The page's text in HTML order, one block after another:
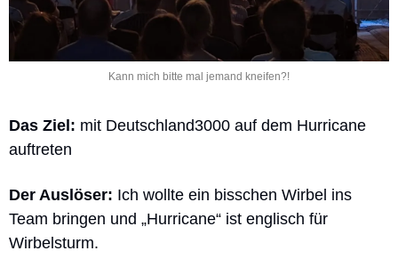
Kann mich bitte mal jemand kneifen?!
Das Ziel: mit Deutschland3000 auf dem Hurricane
auftreten
Der Auslöser: Ich wollte ein bisschen Wirbel ins
Team bringen und „Hurricane“ ist englisch für
Wirbelsturm.